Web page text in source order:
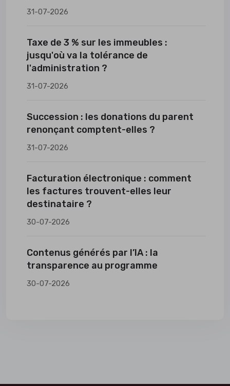
31-07-2026
Taxe de 3 % sur les immeubles :
jusqu'où va la tolérance de
l'administration ?
31-07-2026
Succession : les donations du parent
renonçant comptent-elles ?
31-07-2026
Facturation électronique : comment
les factures trouvent-elles leur
destinataire ?
30-07-2026
Contenus générés par l’IA : la
transparence au programme
30-07-2026